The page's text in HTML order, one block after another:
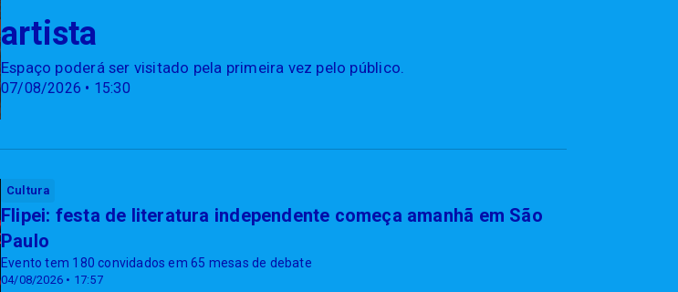
07/08/2026 • 15:30
artista
Espaço poderá ser visitado pela primeira vez pelo público.
Cultura
04/08/2026 • 17:57
Flipei: festa de literatura independente começa amanhã em São
Paulo
Evento tem 180 convidados em 65 mesas de debate